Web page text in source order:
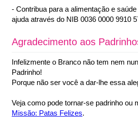
- Contribua para a alimentação e
ajuda através do NIB 0036 0000 9910
Agradecimento aos
Infelizmente o Branco não tem nem
Padrinho!
Porque não ser você a dar-lhe essa
Veja como pode tornar-se padrinho ou
Missão: Patas Felizes.